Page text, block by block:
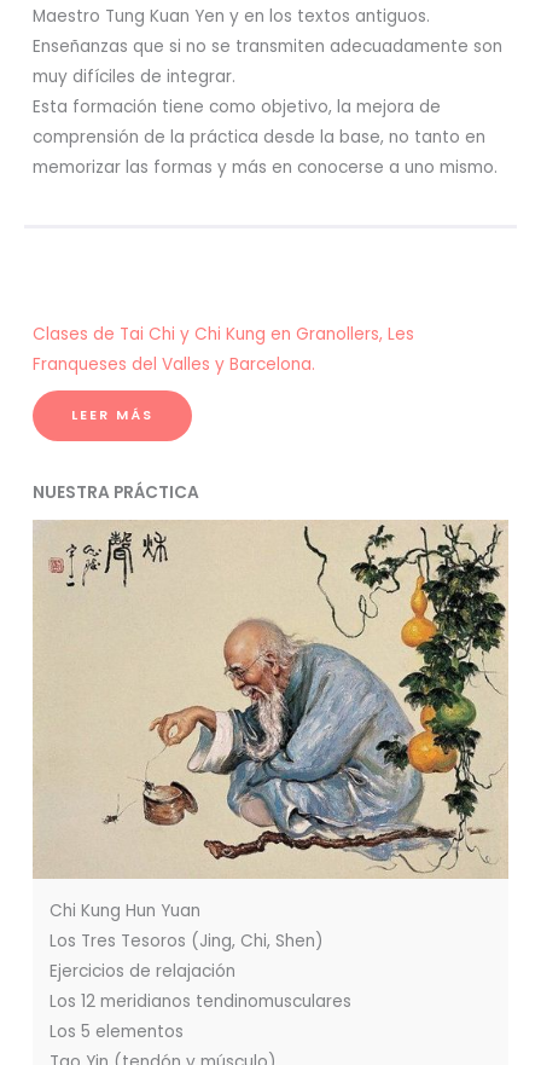
Maestro Tung Kuan Yen y en los textos antiguos.
Enseñanzas que si no se transmiten adecuadamente son
muy difíciles de integrar.
Esta formación tiene como objetivo, la mejora de
comprensión de la práctica desde la base, no tanto en
memorizar las formas y más en conocerse a uno mismo.
Clases de Tai Chi y Chi Kung en Granollers, Les
Franqueses del Valles y Barcelona.
LEER MÁS
NUESTRA PRÁCTICA
Chi Kung Hun Yuan
Los Tres Tesoros (Jing, Chi, Shen)
Ejercicios de relajación
Los 12 meridianos tendinomusculares
Los 5 elementos